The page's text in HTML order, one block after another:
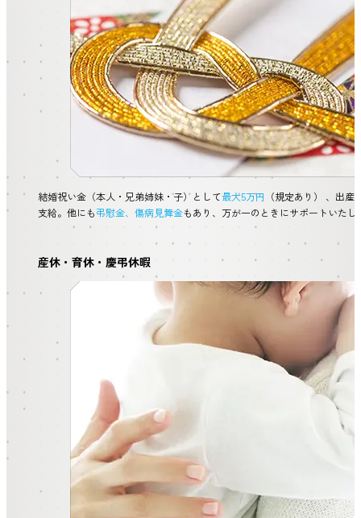
結婚祝い金（本人・兄弟姉妹・子）として最大5万円 （規定あり） 、出産
支給。他にも弔慰金、傷病見舞金もあり、万が一のときにサポートいた
産休・育休・慶弔休暇